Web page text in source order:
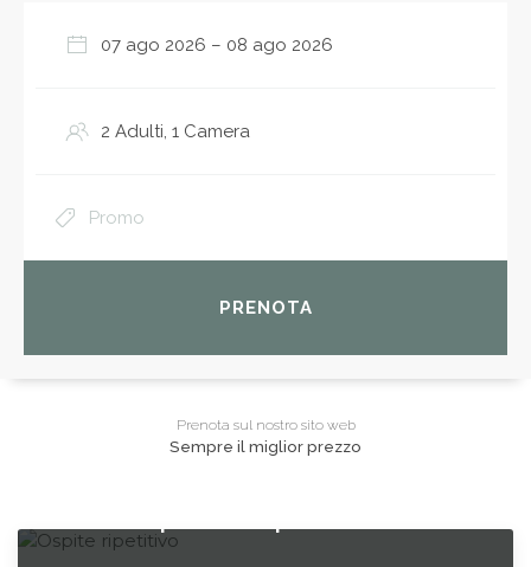
PRENOTA
Prenota sul nostro sito web
Sempre il miglior prezzo